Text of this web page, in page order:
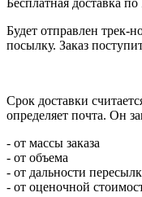
Бесплатная доставка
Будет отправлен трек-
посылку. Заказ
Срок доставки
определяет почта. Он
- от массы заказа
- от объема
- от дальности
- от оценочной